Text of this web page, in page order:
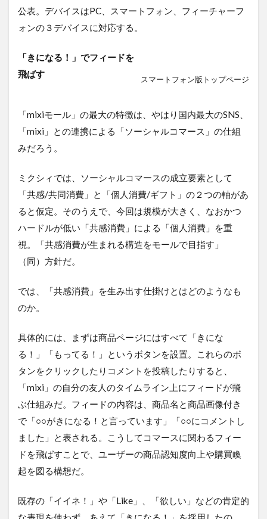
公表。デバイスはPC、スマートフォン、フィーチャーフ
ォンの３デバイスに対応する。
スマートフォン版トップページ
「きになる！」でフィードを
飛ばす
「mixiモール」の最大の特徴は、やはり国内最大のSNS、
「mixi」との連携による「ソーシャルコマース」の仕組
みだろう。
ミクシィでは、ソーシャルコマースの成立要素として
「共感/共同消費」と「個人消費/ギフト」の２つの軸があ
ると仮定。そのうえで、今回は規模が大きく、なおかつ
ハードルが低い「共感消費」による「個人消費」を重
視。「共感消費が生まれる構造をモールで目指す」
（同）方針だ。
では、「共感消費」を生み出す仕掛けとはどのようなも
のか。
具体的には、まずは商品ページにはすべて「きにな
る！」「もってる！」というボタンを設置。これらのボ
タンをクリックしたりコメントを投稿したりすると、
「mixi」の自分の友人のタイムライン上にフィードが飛
ぶ仕組みだ。フィードの内容は、商品名と商品画像付き
で「○○がきになる！と言っています」「○○にコメントし
ました」と表される。こうしてコマースに関わるフィー
ドを飛ばすことで、ユーザーの商品認知度向上や購買喚
起を図る構想だ。
既存の「イイネ！」や「Like」、「欲しい」などの肯定的